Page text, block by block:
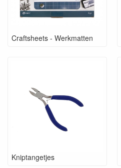
Craftsheets - Werkmatten
Kniptangetjes